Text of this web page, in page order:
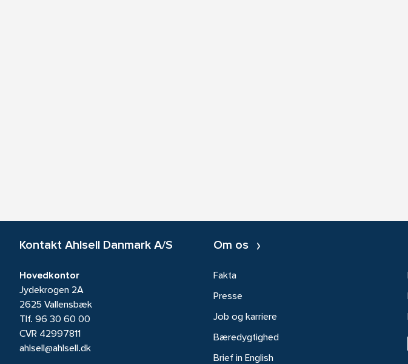
Kontakt Ahlsell Danmark A/S
Hovedkontor
Jydekrogen 2A
2625 Vallensbæk
Tlf. 96 30 60 00
CVR 42997811
ahlsell@ahlsell.dk
Om os
Fakta
Presse
Job og karriere
Bæredygtighed
Brief in English